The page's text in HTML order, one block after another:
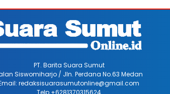
PT. Barita Suara Sumut
Siswomiharjo / Jln. Perdana No.63 Medan
redaksisuarasumutonline@gmail.com
Telp +6281370315624